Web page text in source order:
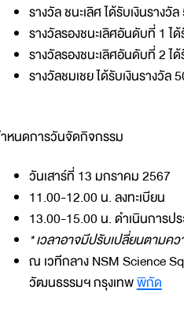
รางวัล ชนะเลิศ ได้รับเงินรางวั
รางวัลรองชนะเลิศอันดับที่ 1 ไ
รางวัลรองชนะเลิศอันดับที่ 2 ไ
รางวัลชมเชย ได้รับเงินรางวัล
หนดการวันจัดกิจกรรม
วันเสาร์ที่ 13 มกราคม 2567
11.00-12.00 น. ลงทะเบียน
13.00-15.00 น. ดำเนินการป
* เวลาอาจมีปรับเปลี่ยนตามคว
ณ เวทีกลาง NSM Science
วัฒนธรรมฯ กรุงเทพพิกัด